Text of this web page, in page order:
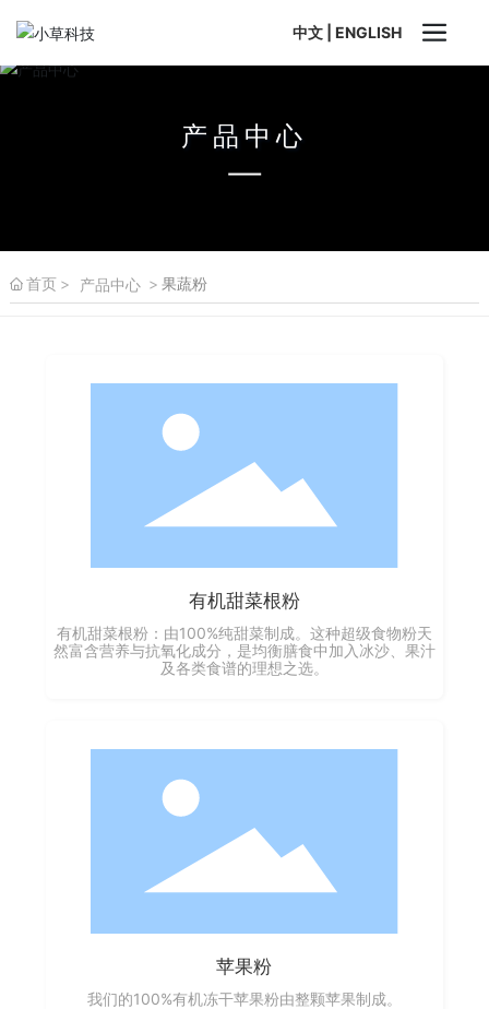
中文 ENGLISH
产品中心
首页 产品中心 果蔬粉
有机甜菜根粉
有机甜菜根粉：由100%纯甜菜制成。这种超级食物粉天
然富含营养与抗氧化成分，是均衡膳食中加入冰沙、果汁
及各类食谱的理想之选。
苹果粉
我们的100%有机冻干苹果粉由整颗苹果制成。